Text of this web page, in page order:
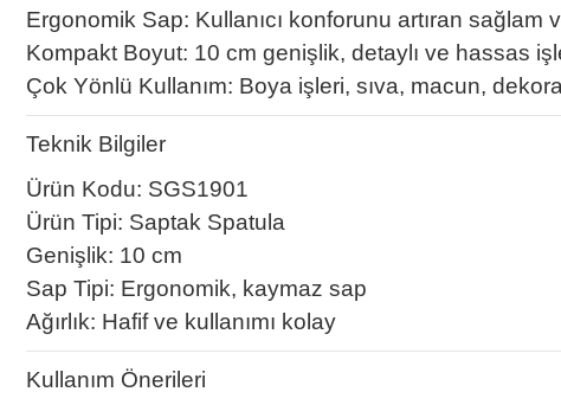
Ergonomik Sap: Kullanıcı konforunu artıran sağlam
Kompakt Boyut: 10 cm genişlik, detaylı ve hassas
Çok Yönlü Kullanım: Boya işleri, sıva, macun,
Teknik Bilgiler
Ürün Kodu: SGS1901
Ürün Tipi: Saptak Spatula
Genişlik: 10 cm
Sap Tipi: Ergonomik, kaymaz sap
Ağırlık: Hafif ve kullanımı kolay
Kullanım Önerileri